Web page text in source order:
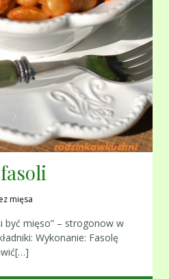
mięsa
być mięso” – strogonow w
Wykonanie: Fasolę